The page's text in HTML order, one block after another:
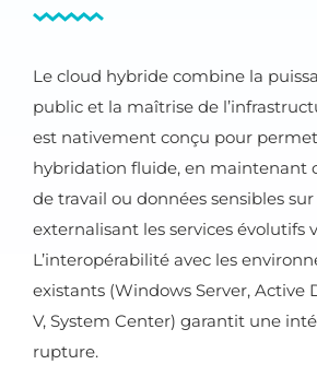
Le cloud hybride combine la
public et la maîtrise de
est nativement conçu pour
hybridation fluide, en maintenant
de travail ou données sensibles
externalisant les services évolutifs
L’interopérabilité avec les
existants (Windows Server, Active
V, System Center) garantit une
rupture.